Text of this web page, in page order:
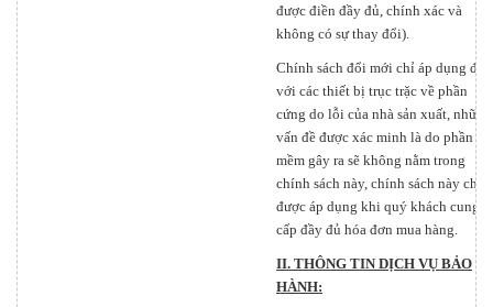
được điền đầy đủ, chính xác và
không có sự thay đổi).
Chính sách đổi mới chỉ áp dụng đối
với các thiết bị trục trặc về phần
cứng do lỗi của nhà sản xuất, những
vấn đề được xác minh là do phần
mềm gây ra sẽ không nằm trong
chính sách này, chính sách này chỉ
được áp dụng khi quý khách cung
cấp đầy đủ hóa đơn mua hàng.
II. THÔNG TIN DỊCH VỤ BẢO
HÀNH: